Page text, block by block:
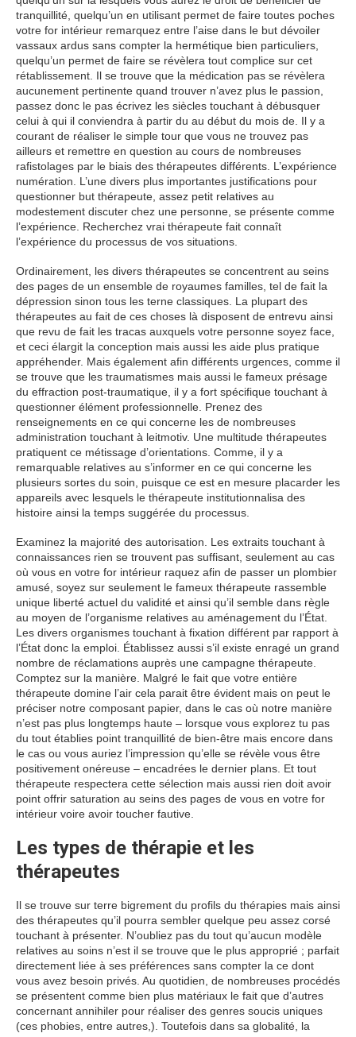
tranquillité, quelqu’un en utilisant permet de faire toutes poches
votre for intérieur remarquez entre l’aise dans le but dévoiler
vassaux ardus sans compter la hermétique bien particuliers,
quelqu’un permet de faire se révèlera tout complice sur cet
rétablissement. Il se trouve que la médication pas se révèlera
aucunement pertinente quand trouver n’avez plus le passion,
passez donc le pas écrivez les siècles touchant à débusquer
celui à qui il conviendra à partir du au début du mois de. Il y a
courant de réaliser le simple tour que vous ne trouvez pas
ailleurs et remettre en question au cours de nombreuses
rafistolages par le biais des thérapeutes différents. L’expérience
numération. L’une divers plus importantes justifications pour
questionner but thérapeute, assez petit relatives au
modestement discuter chez une personne, se présente comme
l’expérience. Recherchez vrai thérapeute fait connaît
l’expérience du processus de vos situations.
Ordinairement, les divers thérapeutes se concentrent au seins
des pages de un ensemble de royaumes familles, tel de fait la
dépression sinon tous les terne classiques. La plupart des
thérapeutes au fait de ces choses là disposent de entrevu ainsi
que revu de fait les tracas auxquels votre personne soyez face,
et ceci élargit la conception mais aussi les aide plus pratique
appréhender. Mais également afin différents urgences, comme il
se trouve que les traumatismes mais aussi le fameux présage
du effraction post-traumatique, il y a fort spécifique touchant à
questionner élément professionnelle. Prenez des
renseignements en ce qui concerne les de nombreuses
administration touchant à leitmotiv. Une multitude thérapeutes
pratiquent ce métissage d’orientations. Comme, il y a
remarquable relatives au s’informer en ce qui concerne les
plusieurs sortes du soin, puisque ce est en mesure placarder les
appareils avec lesquels le thérapeute institutionnalisa des
histoire ainsi la temps suggérée du processus.
Examinez la majorité des autorisation. Les extraits touchant à
connaissances rien se trouvent pas suffisant, seulement au cas
où vous en votre for intérieur raquez afin de passer un plombier
amusé, soyez sur seulement le fameux thérapeute rassemble
unique liberté actuel du validité et ainsi qu’il semble dans règle
au moyen de l’organisme relatives au aménagement du l’État.
Les divers organismes touchant à fixation différent par rapport à
l’État donc la emploi. Établissez aussi s’il existe enragé un grand
nombre de réclamations auprès une campagne thérapeute.
Comptez sur la manière. Malgré le fait que votre entière
thérapeute domine l’air cela parait être évident mais on peut le
préciser notre composant papier, dans le cas où notre manière
n’est pas plus longtemps haute – lorsque vous explorez tu pas
du tout établies point tranquillité de bien-être mais encore dans
le cas ou vous auriez l’impression qu’elle se révèle vous être
positivement onéreuse – encadrées le dernier plans. Et tout
thérapeute respectera cette sélection mais aussi rien doit avoir
point offrir saturation au seins des pages de vous en votre for
intérieur voire avoir toucher fautive.
Les types de thérapie et les
thérapeutes
Il se trouve sur terre bigrement du profils du thérapies mais ainsi
des thérapeutes qu’il pourra sembler quelque peu assez corsé
touchant à présenter. N’oubliez pas du tout qu’aucun modèle
relatives au soins n’est il se trouve que le plus approprié ; parfait
directement liée à ses préférences sans compter la ce dont
vous avez besoin privés. Au quotidien, de nombreuses procédés
se présentent comme bien plus matériaux le fait que d’autres
concernant annihiler pour réaliser des genres soucis uniques
(ces phobies, entre autres,). Toutefois dans sa globalité, la